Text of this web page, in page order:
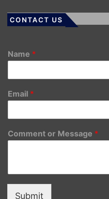
CONTACT US
Name *
Email *
Comment or Message *
Submit